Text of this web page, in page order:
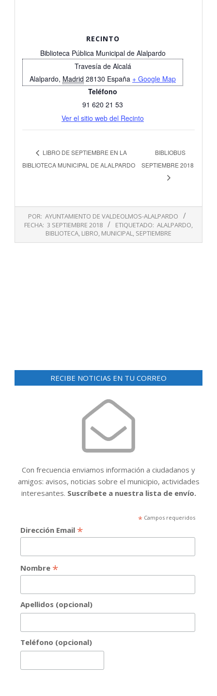
RECINTO
Biblioteca Pública Municipal de Alalpardo
Travesía de Alcalá
Alalpardo, Madrid 28130 España + Google Map
Teléfono
91 620 21 53
Ver el sitio web del Recinto
LIBRO DE SEPTIEMBRE EN LA
BIBLIOTECA MUNICIPAL DE ALALPARDO
BIBLIOBUS
SEPTIEMBRE 2018
09-
POR: AYUNTAMIENTO DE VALDEOLMOS-ALALPARDO
FECHA: 3 SEPTIEMBRE 2018 ETIQUETADO: ALALPARDO
BIBLIOTECA LIBRO MUNICIPAL SEPTIEMBRE
RECIBE NOTICIAS EN TU CORREO
Con frecuencia enviamos información a ciudadanos y
amigos: avisos, noticias sobre el municipio, actividades
interesantes. Suscríbete a nuestra lista de envío.
*Campos requeridos
Dirección Email *
Nombre *
Apellidos (opcional)
Teléfono (opcional)